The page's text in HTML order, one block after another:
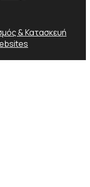
& Κατασκευή